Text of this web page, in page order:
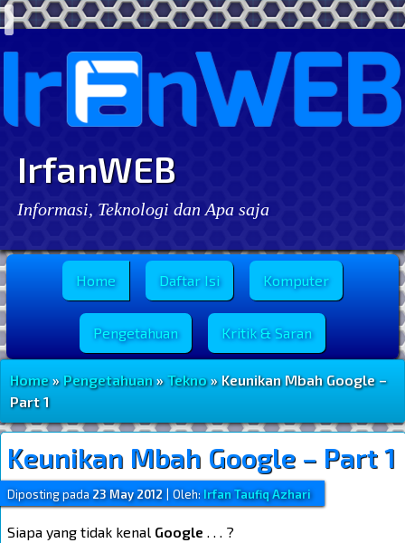
IrfanWEB
Informasi, Teknologi dan Apa saja
Menu Utama
Home Daftar Isi Komputer
Pengetahuan Kritik & Saran
Home»Pengetahuan»Tekno» Keunikan Mbah Google –
Part 1
Keunikan Mbah Google – Part 1
Diposting pada23 May 2012 Oleh:Irfan Taufiq Azhari
Siapa yang tidak kenal Google . . . ?